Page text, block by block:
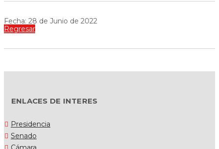
Fecha: 28 de Junio de 2022
Regresar
ENLACES DE INTERES
Presidencia
Senado